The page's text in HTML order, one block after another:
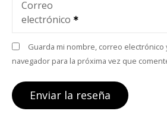
Correo
electrónico
Guarda mi nombre, correo electrónico
navegador para la próxima vez que